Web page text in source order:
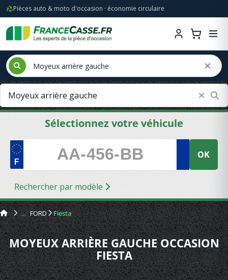
Pièces auto & moto d'occasion · économie circulaire
Sélectionnez votre véhicule
OK
Rechercher par modèle
FORD Fiesta
MOYEUX ARRIÈRE GAUCHE OCCASION
FIESTA